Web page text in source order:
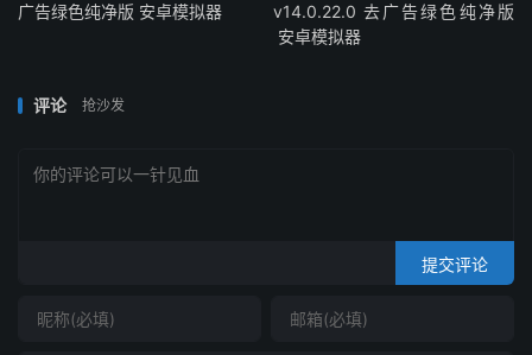
广告绿色纯净版 安卓模拟器
v14.0.22.0 去广告绿色纯净版
安卓模拟器
评论 抢沙发
提交评论